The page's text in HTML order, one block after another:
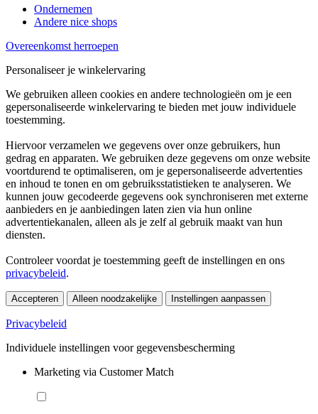
Ondernemen
Andere nice shops
Overeenkomst herroepen
Personaliseer je winkelervaring
We gebruiken alleen cookies en andere technologieën om je een
gepersonaliseerde winkelervaring te bieden met jouw individuele
toestemming.
Hiervoor verzamelen we gegevens over onze gebruikers, hun
gedrag en apparaten. We gebruiken deze gegevens om onze website
voortdurend te optimaliseren, om je gepersonaliseerde advertenties
en inhoud te tonen en om gebruiksstatistieken te analyseren. We
kunnen jouw gecodeerde gegevens ook synchroniseren met externe
aanbieders en je aanbiedingen laten zien via hun online
advertentiekanalen, alleen als je zelf al gebruik maakt van hun
diensten.
Controleer voordat je toestemming geeft de instellingen en ons
privacybeleid.
Accepteren Alleen noodzakelijke Instellingen aanpassen
Privacybeleid
Individuele instellingen voor gegevensbescherming
Marketing via Customer Match